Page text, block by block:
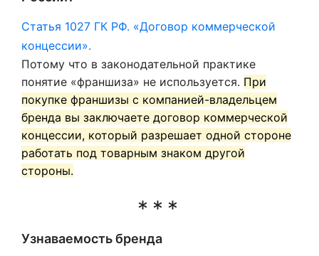
Статья 1027 ГК РФ. «Договор коммерческой
концессии».
Потому что в законодательной практике
понятие «франшиза» не используется. При
покупке франшизы с компанией-владельцем
бренда вы заключаете договор коммерческой
концессии, который разрешает одной стороне
работать под товарным знаком другой
стороны.
Узнаваемость бренда